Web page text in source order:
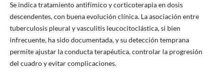
Se indica tratamiento antifímico y corticoterapia en dosis
descendentes, con buena evolución clínica. La asociación entre
tuberculosis pleural y vasculitis leucocitoclástica, si bien
infrecuente, ha sido documentada, y su detección temprana
permite ajustar la conducta terapéutica, controlar la progresión
del cuadro y evitar complicaciones.